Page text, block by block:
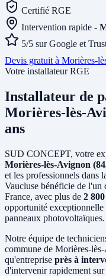
Certifié RGE
Intervention rapide -
5/5 sur Google et
Devis gratuit à Morières-
Votre installateur RGE
Installateur de
Morières-lès-
ans
SUD CONCEPT, votre
Morières-lès-Avignon
et les professionnels dans
Vaucluse bénéficie de l'un
France, avec plus de 2
opportunité
panneaux photovoltaïques.
Notre équipe de
commune de Morières-
qu'entreprise près à
d'intervenir rapidement